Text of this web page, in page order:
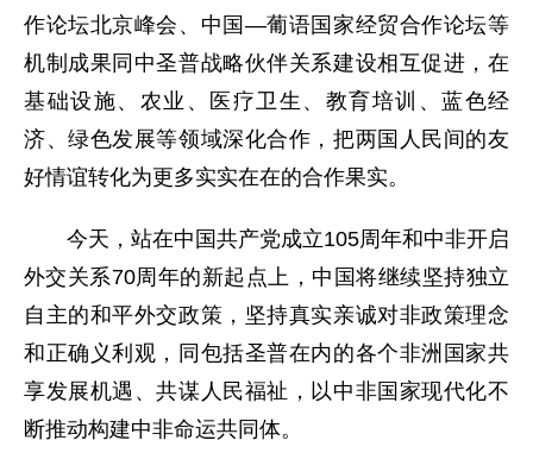
作论坛北京峰会、中国—葡语国家经贸合作论坛等
机制成果同中圣普战略伙伴关系建设相互促进，在
基础设施、农业、医疗卫生、教育培训、蓝色经
济、绿色发展等领域深化合作，把两国人民间的友
好情谊转化为更多实实在在的合作果实。
今天，站在中国共产党成立105周年和中非开启
外交关系70周年的新起点上，中国将继续坚持独立
自主的和平外交政策，坚持真实亲诚对非政策理念
和正确义利观，同包括圣普在内的各个非洲国家共
享发展机遇、共谋人民福祉，以中非国家现代化不
断推动构建中非命运共同体。